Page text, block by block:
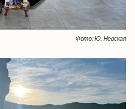
Фото: Ю. Невская